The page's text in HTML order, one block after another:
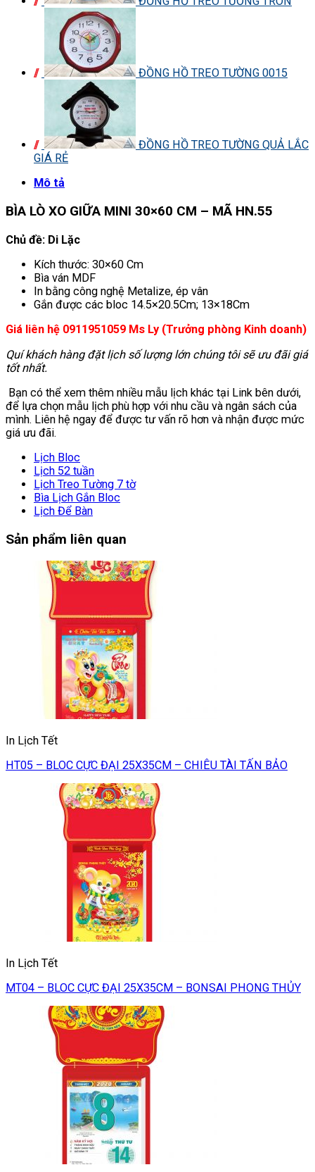
ĐỒNG HỒ TREO TƯỜNG 0015
ĐỒNG HỒ TREO TƯỜNG QUẢ LẮC
GIÁ RẺ
Mô tả
BÌA LÒ XO GIỮA MINI 30×60 CM – MÃ HN.55
Chủ đề: Di Lặc
Kích thước: 30×60 Cm
Bìa ván MDF
In bằng công nghệ Metalize, ép vân
Gắn được các bloc 14.5×20.5Cm; 13×18Cm
Giá liên hệ 0911951059 Ms Ly (Trưởng phòng Kinh doanh)
Quí khách hàng đặt lịch số lượng lớn chúng tôi sẽ ưu đãi giá
tốt nhất.
Bạn có thể xem thêm nhiều mẫu lịch khác tại Link bên dưới,
để lựa chọn mẫu lịch phù hợp với nhu cầu và ngân sách của
mình. Liên hệ ngay để được tư vấn rõ hơn và nhận được mức
giá ưu đãi.
Lịch Bloc
Lịch 52 tuần
Lịch Treo Tường 7 tờ
Bìa Lịch Gắn Bloc
Lịch Để Bàn
Sản phẩm liên quan
In Lịch Tết
HT05 – BLOC CỰC ĐẠI 25X35CM – CHIÊU TÀI TẤN BẢO
In Lịch Tết
MT04 – BLOC CỰC ĐẠI 25X35CM – BONSAI PHONG THỦY